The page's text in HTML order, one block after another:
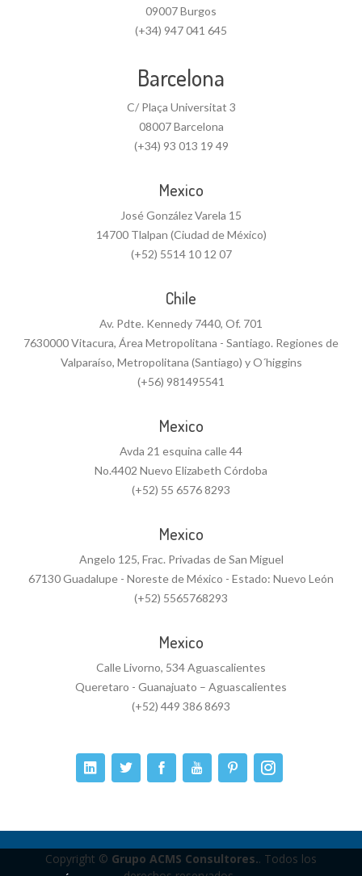
09007 Burgos
(+34) 947 041 645
Barcelona
C/ Plaça Universitat 3
08007 Barcelona
(+34) 93 013 19 49
Mexico
José González Varela 15
14700 Tlalpan (Ciudad de México)
(+52) 5514 10 12 07
Chile
Av. Pdte. Kennedy 7440, Of. 701
7630000 Vitacura, Área Metropolitana - Santiago. Regiones de
Valparaíso, Metropolitana (Santiago) y O´higgins
(+56) 981495541
Mexico
Avda 21 esquina calle 44
No.4402 Nuevo Elizabeth Córdoba
(+52) 55 6576 8293
Mexico
Angelo 125, Frac. Privadas de San Miguel
67130 Guadalupe - Noreste de México - Estado: Nuevo León
(+52) 5565768293
Mexico
Calle Livorno, 534 Aguascalientes
Queretaro - Guanajuato – Aguascalientes
(+52) 449 386 8693
Copyright © Grupo ACMS Consultores.. Todos los